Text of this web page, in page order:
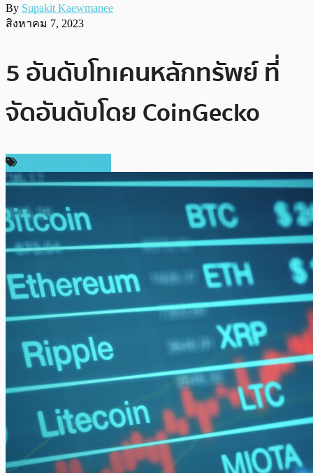
By Supakit Kaewmanee
สิงหาคม 7, 2023
5 อันดับโทเคนหลักทรัพย์ ที่
จัดอันดับโดย CoinGecko